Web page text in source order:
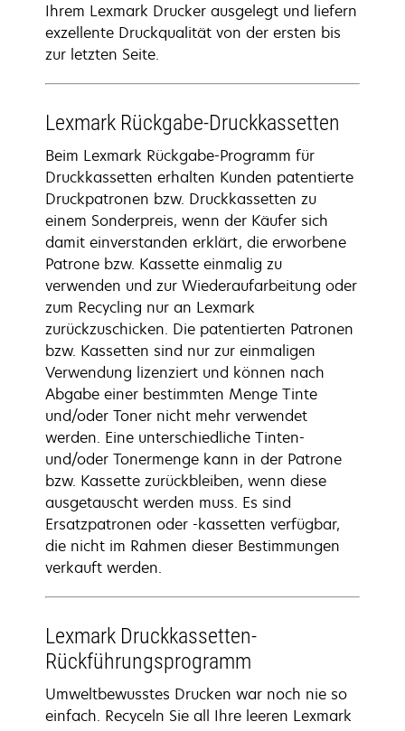
Ihrem Lexmark Drucker ausgelegt und liefern
exzellente Druckqualität von der ersten bis
zur letzten Seite.
Lexmark Rückgabe-Druckkassetten
Beim Lexmark Rückgabe-Programm für
Druckkassetten erhalten Kunden patentierte
Druckpatronen bzw. Druckkassetten zu
einem Sonderpreis, wenn der Käufer sich
damit einverstanden erklärt, die erworbene
Patrone bzw. Kassette einmalig zu
verwenden und zur Wiederaufarbeitung oder
zum Recycling nur an Lexmark
zurückzuschicken. Die patentierten Patronen
bzw. Kassetten sind nur zur einmaligen
Verwendung lizenziert und können nach
Abgabe einer bestimmten Menge Tinte
und/oder Toner nicht mehr verwendet
werden. Eine unterschiedliche Tinten-
und/oder Tonermenge kann in der Patrone
bzw. Kassette zurückbleiben, wenn diese
ausgetauscht werden muss. Es sind
Ersatzpatronen oder -kassetten verfügbar,
die nicht im Rahmen dieser Bestimmungen
verkauft werden.
Lexmark Druckkassetten-
Rückführungsprogramm
Umweltbewusstes Drucken war noch nie so
einfach. Recyceln Sie all Ihre leeren Lexmark